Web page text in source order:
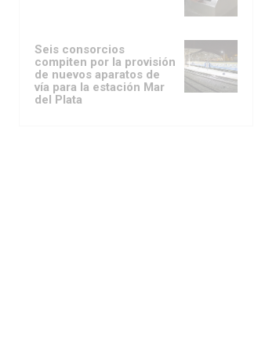
Seis consorcios
compiten por la provisión
de nuevos aparatos de
vía para la estación Mar
del Plata